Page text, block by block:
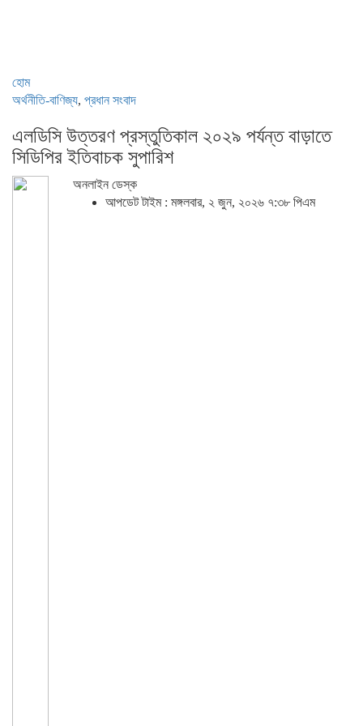
হোম
অর্থনীতি-বাণিজ্য, প্রধান সংবাদ
এলডিসি উত্তরণ প্রস্তুতিকাল ২০২৯ পর্যন্ত বাড়াতে
সিডিপির ইতিবাচক সুপারিশ
অনলাইন ডেস্ক
আপডেট টাইম : মঙ্গলবার, ২ জুন, ২০২৬ ৭:৩৮ পিএম